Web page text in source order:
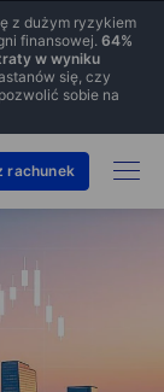
z dużym ryzykiem
finansowej. 64%
w wyniku
się, czy
sobie na
rachunek